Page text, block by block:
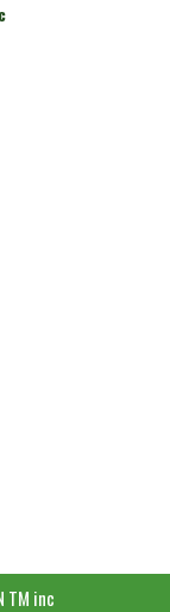
TM inc